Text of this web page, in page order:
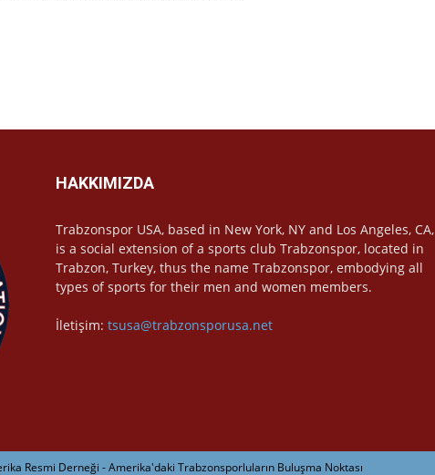
HAKKIMIZDA
Trabzonspor USA, based in New York, NY and Los Angeles, CA,
is a social extension of a sports club Trabzonspor, located in
Trabzon, Turkey, thus the name Trabzonspor, embodying all
types of sports for their men and women members.
İletişim: tsusa@trabzonsporusa.net
Resmi Derneği - Amerika'daki Trabzonsporluların Buluşma Noktası